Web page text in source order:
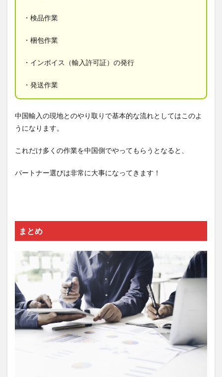
・検品作業
・梱包作業
・インボイス（輸入許可証）の発行
・発送作業
中国輸入の現地とのやり取りで基本的な流れとしてはこのよ
うになります。
これだけ多くの作業を中国側でやってもらうとなると、
パートナー選びは非常に大事になってきます！
まとめ